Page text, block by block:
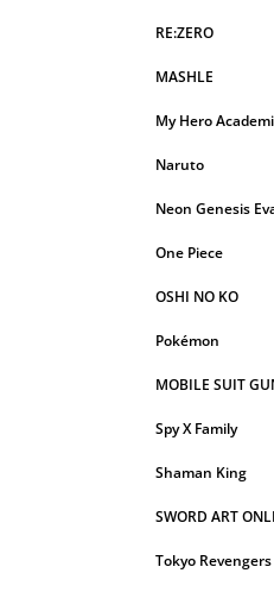
RE:ZERO
MASHLE
My Hero
Naruto
Neon Genesis
One Piece
OSHI NO KO
Pokémon
MOBILE SUIT
Spy X Family
Shaman King
SWORD ART
Tokyo Revengers